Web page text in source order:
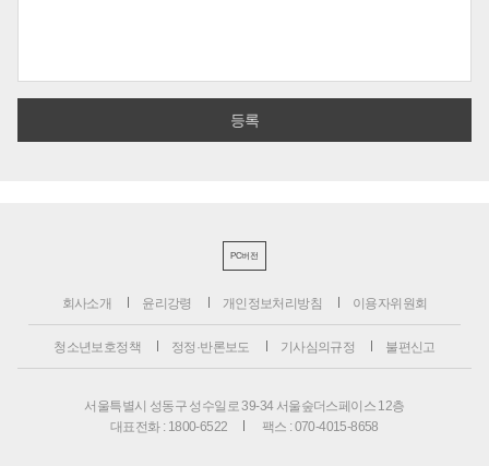
PC버전
회사소개 윤리강령 개인정보처리방침 이용자위원회
청소년보호정책 정정·반론보도 기사심의규정 불편신고
서울특별시 성동구 성수일로 39-34 서울숲더스페이스 12층
대표전화 : 1800-6522
팩스 : 070-4015-8658